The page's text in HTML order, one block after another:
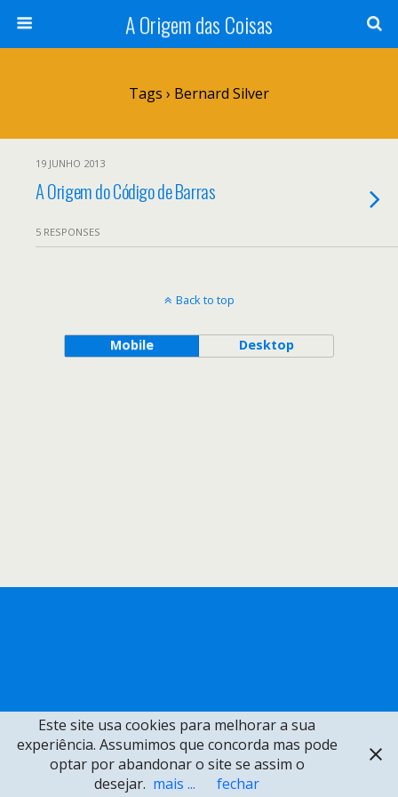
A Origem das Coisas
Tags › Bernard Silver
19 JUNHO 2013
A Origem do Código de Barras
5 RESPONSES
Back to top
Mobile Desktop
Este site usa cookies para melhorar a sua
experiência. Assumimos que concorda mas pode
optar por abandonar o site se assim o
desejar. mais ... fechar